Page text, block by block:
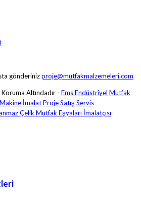
gönderinizproje@mutfakmalzemeleri.com
Altındadır - Ems Endüstriyel Mutfak
İmalat Proje Satış Servis